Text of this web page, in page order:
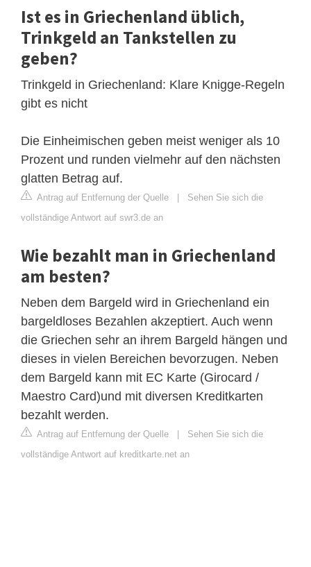
Ist es in Griechenland üblich,
Trinkgeld an Tankstellen zu
geben?
Trinkgeld in Griechenland: Klare Knigge-Regeln
gibt es nicht
Die Einheimischen geben meist weniger als 10
Prozent und runden vielmehr auf den nächsten
glatten Betrag auf.
Antrag auf Entfernung der Quelle | Sehen Sie sich die
vollständige Antwort auf swr3.de an
Wie bezahlt man in Griechenland
am besten?
Neben dem Bargeld wird in Griechenland ein
bargeldloses Bezahlen akzeptiert. Auch wenn
die Griechen sehr an ihrem Bargeld hängen und
dieses in vielen Bereichen bevorzugen. Neben
dem Bargeld kann mit EC Karte (Girocard /
Maestro Card)und mit diversen Kreditkarten
bezahlt werden.
Antrag auf Entfernung der Quelle | Sehen Sie sich die
vollständige Antwort auf kreditkarte.net an